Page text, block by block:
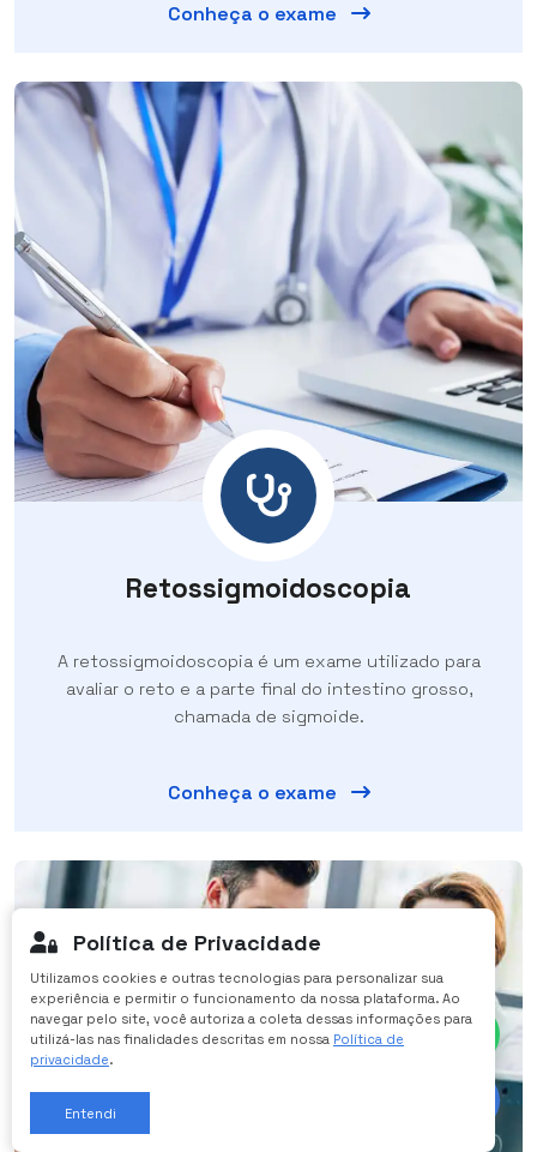
Conheça o exame
Retossigmoidoscopia
A retossigmoidoscopia é um exame utilizado para
avaliar o reto e a parte final do intestino grosso,
chamada de sigmoide.
Conheça o exame
Política de Privacidade
Utilizamos cookies e outras tecnologias para personalizar sua
experiência e permitir o funcionamento da nossa plataforma. Ao
navegar pelo site, você autoriza a coleta dessas informações para
utilizá-las nas finalidades descritas em nossa Política de
privacidade.
Entendi
Olá! Vamos iniciar uma
conversa pelo WhatsApp?